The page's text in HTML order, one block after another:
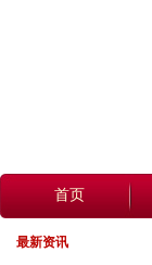
首页
最新资讯